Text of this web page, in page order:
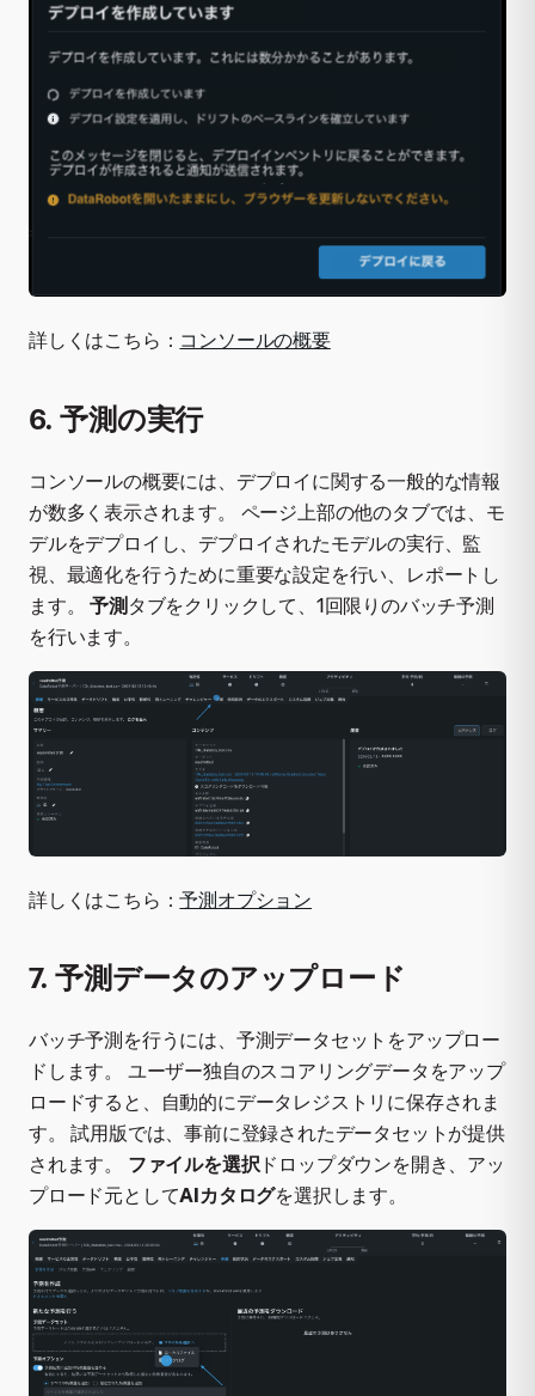
詳しくはこちら： コンソールの概要
6. 予測の実行
コンソールの概要には、デプロイに関する一般的な情報
が数多く表示されます。 ページ上部の他のタブでは、モ
デルをデプロイし、デプロイされたモデルの実行、監
視、最適化を行うために重要な設定を行い、レポートし
ます。予測タブをクリックして、1回限りのバッチ予測
を行います。
詳しくはこちら：予測オプション
7. 予測データのアップロード
バッチ予測を行うには、予測データセットをアップロー
ドします。 ユーザー独自のスコアリングデータをアップ
ロードすると、自動的にデータレジストリに保存されま
す。 試用版では、事前に登録されたデータセットが提供
されます。 ファイルを選択ドロップダウンを開き、アッ
プロード元としてAIカタログを選択します。